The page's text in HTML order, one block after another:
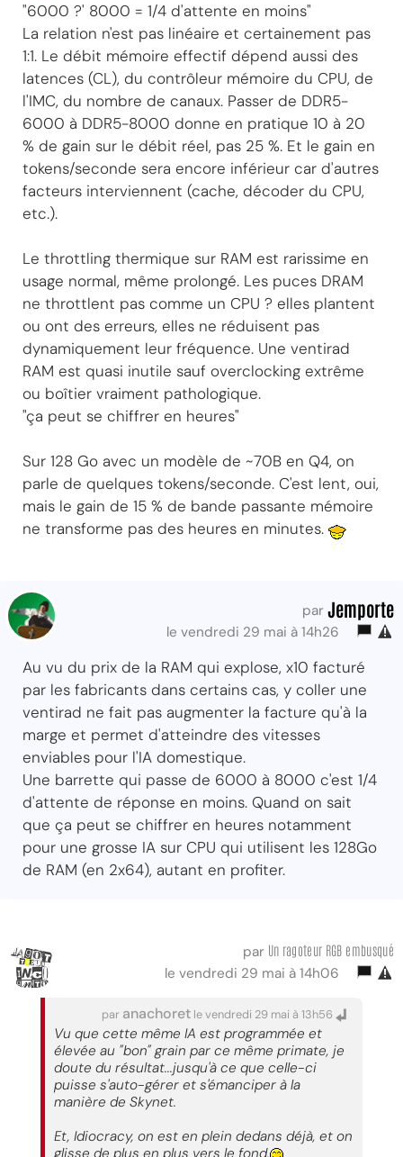
"6000 ?' 8000 = 1/4 d'attente en moins"
La relation n'est pas linéaire et certainement pas
1:1. Le débit mémoire effectif dépend aussi des
latences (CL), du contrôleur mémoire du CPU, de
l'IMC, du nombre de canaux. Passer de DDR5-
6000 à DDR5-8000 donne en pratique 10 à 20
% de gain sur le débit réel, pas 25 %. Et le gain en
tokens/seconde sera encore inférieur car d'autres
facteurs interviennent (cache, décoder du CPU,
etc.).
Le throttling thermique sur RAM est rarissime en
usage normal, même prolongé. Les puces DRAM
ne throttlent pas comme un CPU ? elles plantent
ou ont des erreurs, elles ne réduisent pas
dynamiquement leur fréquence. Une ventirad
RAM est quasi inutile sauf overclocking extrême
ou boîtier vraiment pathologique.
"ça peut se chiffrer en heures"
Sur 128 Go avec un modèle de ~70B en Q4, on
parle de quelques tokens/seconde. C'est lent, oui,
mais le gain de 15 % de bande passante mémoire
ne transforme pas des heures en minutes.
par Jemporte
le vendredi 29 mai à 14h26
Au vu du prix de la RAM qui explose, x10 facturé
par les fabricants dans certains cas, y coller une
ventirad ne fait pas augmenter la facture qu'à la
marge et permet d'atteindre des vitesses
enviables pour l'IA domestique.
Une barrette qui passe de 6000 à 8000 c'est 1/4
d'attente de réponse en moins. Quand on sait
que ça peut se chiffrer en heures notamment
pour une grosse IA sur CPU qui utilisent les 128Go
de RAM (en 2x64), autant en profiter.
par Un ragoteur RGB embusqué
le vendredi 29 mai à 14h06
par anachoret le vendredi 29 mai à 13h56
Vu que cette même IA est programmée et
élevée au "bon" grain par ce même primate, je
doute du résultat...jusqu'à ce que celle-ci
puisse s'auto-gérer et s'émanciper à la
manière de Skynet.
Et, Idiocracy, on est en plein dedans déjà, et on